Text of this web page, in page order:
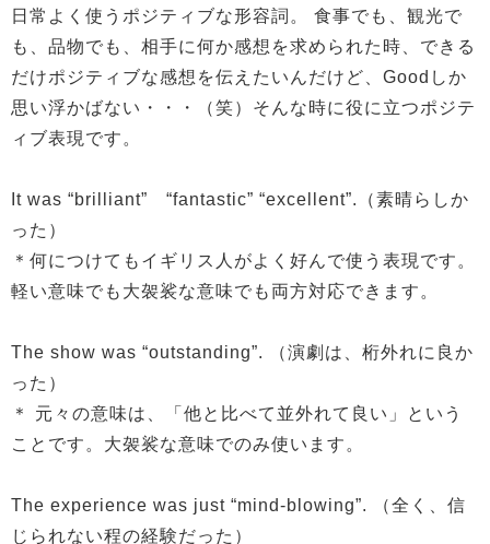
日常よく使うポジティブな形容詞。 食事でも、観光で
も、品物でも、相手に何か感想を求められた時、できる
だけポジティブな感想を伝えたいんだけど、Goodしか
思い浮かばない・・・（笑）そんな時に役に立つポジテ
ィブ表現です。
It was “brilliant” “fantastic” “excellent”.（素晴らしか
った）
＊何につけてもイギリス人がよく好んで使う表現です。
軽い意味でも大袈裟な意味でも両方対応できます。
The show was “outstanding”. （演劇は、桁外れに良か
った）
＊ 元々の意味は、「他と比べて並外れて良い」という
ことです。大袈裟な意味でのみ使います。
The experience was just “mind-blowing”. （全く、信
じられない程の経験だった）